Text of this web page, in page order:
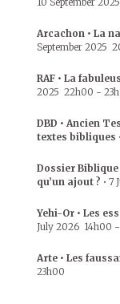
Arcachon • La
September 2025
RAF • La
2025 22h00 -
DBD • Ancien
textes bibliques •
Dossier Biblique
qu’un ajout ? • 7
Yehi-Or • Les
July 2026 14h00 -
Arte • Les
23h00